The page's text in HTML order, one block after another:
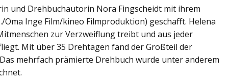
und Drehbuchautorin Nora Fingscheidt mit ihrem
Oma Inge Film/kineo Filmproduktion) geschafft. Helena
zur Verzweiflung treibt und aus jeder
Mit über 35 Drehtagen fand der Großteil der
mehrfach prämierte Drehbuch wurde unter anderem